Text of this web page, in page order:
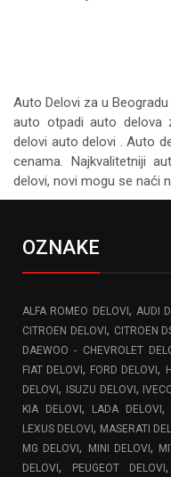
Auto Delovi za u
auto otpadi auto delova
delovi auto delovi . Auto
cenama. Najkvalitetniji
delovi, novi mogu se naći
OZNAKE
ALFA ROMEO DELOVI, AUDI
CITROEN DELOVI, CITROEN
DAEWOO - CHEVROLET
FIAT DELOVI, FORD DELOVI,
DELOVI, ISUZU DELOVI,
KIA DELOVI, LADA DELOVI,
LEXUS DELOVI, MASERATI
MG DELOVI, MINI DELOVI,
DELOVI, PEUGEOT DELOVI,